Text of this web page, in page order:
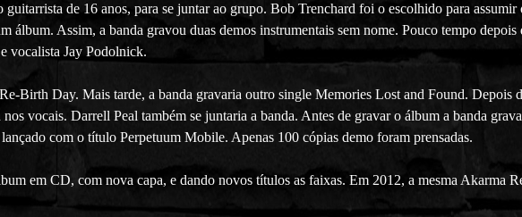
de 16 anos, para se juntar ao grupo. Bob Trenchard foi o escolhido para
álbum. Assim, a banda gravou duas demos instrumentais sem nome. Pouco tempo
vocalista Jay Podolnick.
Birth Day. Mais tarde, a banda gravaria outro single Memories Lost and Found. Depois
vocais. Darrell Peal também se juntaria a banda. Antes de gravar o álbum a banda
com o título Perpetuum Mobile. Apenas 100 cópias demo foram prensadas.
em CD, com nova capa, e dando novos títulos as faixas. Em 2012, a mesma Akarma